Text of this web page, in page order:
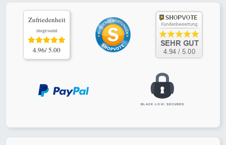
Zufriedenheit
insgesamt
4.96/ 5.00